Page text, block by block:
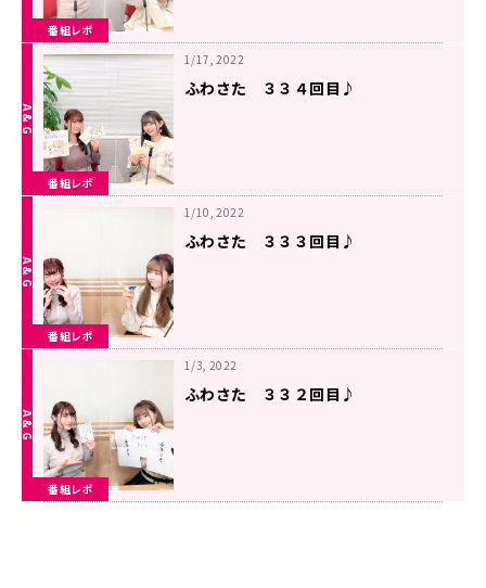
番組レポ
番組レポ
1/17, 2022
ふわさた ３３４回目♪
番組レポ
1/10, 2022
ふわさた ３３３回目♪
番組レポ
1/3, 2022
ふわさた ３３２回目♪